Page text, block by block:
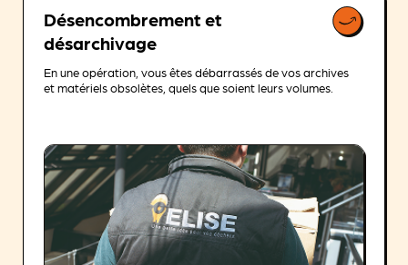
Désencombrement et
désarchivage
En une opération, vous êtes débarrassés de vos archives
et matériels obsolètes, quels que soient leurs volumes.